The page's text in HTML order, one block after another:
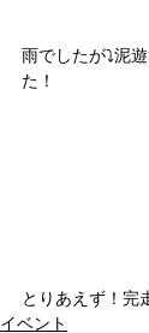
雨でしたが⤵️泥
た！
とりあえず！完
イベント